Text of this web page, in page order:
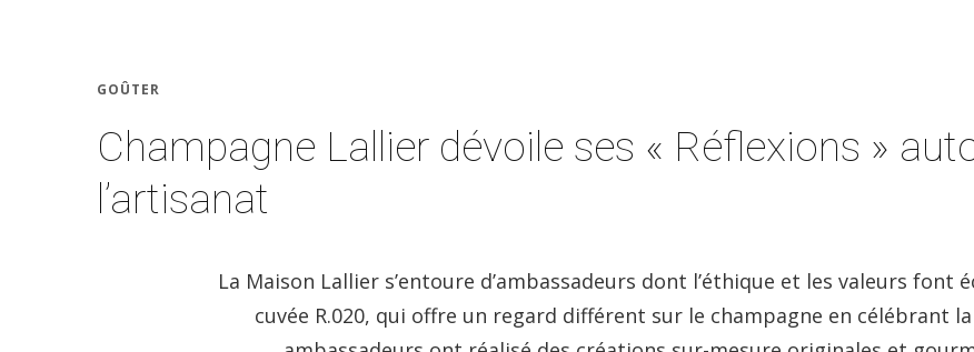
GOÛTER
Champagne Lallier dévoile ses « Réflexions »
l’artisanat
La Maison Lallier s’entoure d’ambassadeurs dont l’éthique et les valeurs
cuvée R.020, qui offre un regard différent sur le champagne en célébrant